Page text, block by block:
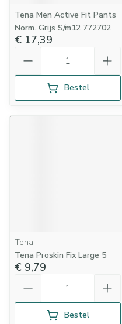
Tena Men Active Fit Pants
Norm. Grijs S/m12 772702
€ 17,39
Bestel
Tena
Tena Proskin Fix Large 5
€ 9,79
Bestel